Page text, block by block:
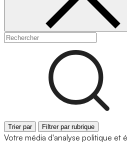
Trier par Filtrer par rubrique
Votre média d'analyse politique et